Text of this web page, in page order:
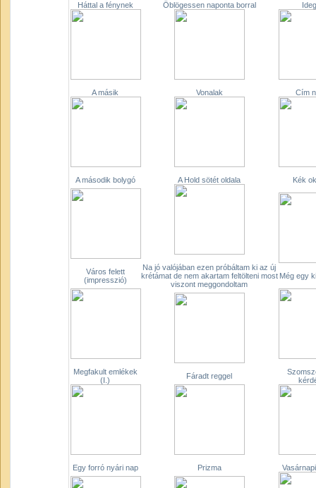
Háttal a fénynek Öblögessen naponta borral
A másik Vonalak Cím
A második bolygó A Hold sötét oldala Kék
Város felett
(impresszió)
Na jó valójában ezen próbáltam ki az új
krétámat de nem akartam feltölteni most
viszont meggondoltam
Még egy
Megfakult emlékek
(I.)
Fáradt reggel
Egy forró nyári nap Prizma